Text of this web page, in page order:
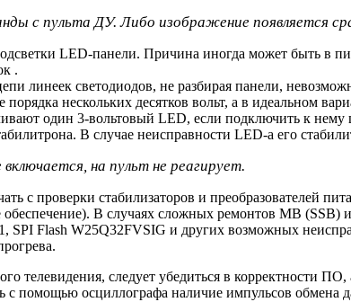
с пульта ДУ. Либо изображение появляется
LED-панели. Причина иногда может быть в
.
линеек светодиодов, не разбирая панели,
нескольких десятков вольт, а в идеальном
один 3-вольтовый LED, если подключить к
В случае неисправности LED-а его
на пульт не реагирует.
с проверки стабилизаторов и преобразователей
В случаях сложных ремонтов MB
SPI Flash W25Q32FVSIG и других возможных
телевидения, следует убедиться в корректности
помощью осциллографа наличие импульсов